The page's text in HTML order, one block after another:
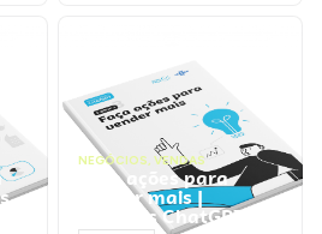
NEGÓCIOS, VENDAS
Faça ações para
vender mais |
Prompts ChatGPT